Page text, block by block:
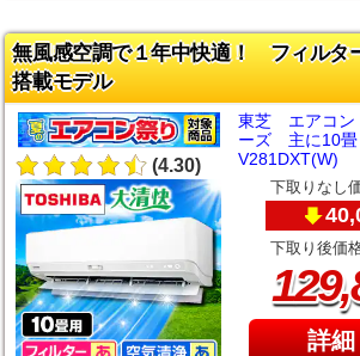
無風感空調で１年中快適！ フィルタ
搭載モデル
(4.30)
東芝 エアコ
ーズ 主に10
V281DXT(W)
下取りなし
下取り後価
129,
詳